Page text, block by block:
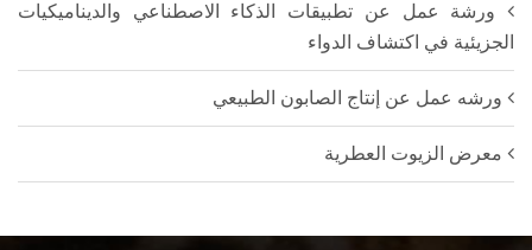
ورشة عمل عن تطبيقات الذكاء الاصطناعي والديناميكيات
الجزيئية في اكتشاف الدواء
ورشه عمل عن إنتاج الصابون الطبيعي
معرض الزيوت العطرية